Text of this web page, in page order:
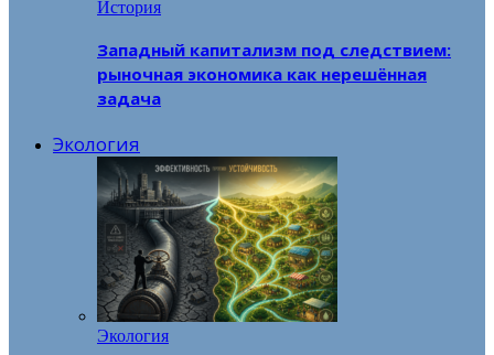
История
Западный капитализм под следствием:
рыночная экономика как нерешённая
задача
Экология
Экология